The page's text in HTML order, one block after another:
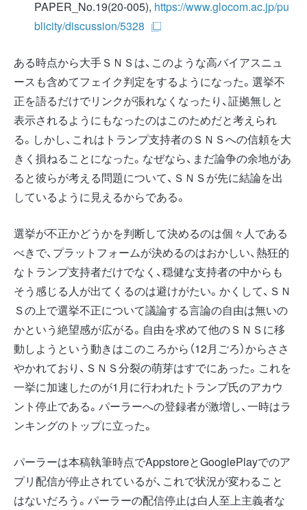
PAPER_No.19(20-005), https://www.glocom.ac.jp/pu
blicity/discussion/5328
ある時点から大手ＳＮＳは、このような高バイアスニュ
ースも含めてフェイク判定をするようになった。選挙不
正を語るだけでリンクが張れなくなったり、証拠無しと
表示されるようにもなったのはこのためだと考えられ
る。しかし、これはトランプ支持者のＳＮＳへの信頼を大
きく損ねることになった。なぜなら、まだ論争の余地があ
ると彼らが考える問題について、ＳＮＳが先に結論を出
しているように見えるからである。
選挙が不正かどうかを判断して決めるのは個々人である
べきで、プラットフォームが決めるのはおかしい、熱狂的
なトランプ支持者だけでなく、穏健な支持者の中からも
そう感じる人が出てくるのは避けがたい。かくして、ＳＮ
Ｓの上で選挙不正について議論する言論の自由は無いの
かという絶望感が広がる。自由を求めて他のＳＮＳに移
動しようという動きはこのころから（12月ごろ）からささ
やかれており、ＳＮＳ分裂の萌芽はすでにあった。これを
一挙に加速したのが1月に行われたトランプ氏のアカウ
ント停止である。パーラーへの登録者が激増し、一時はラ
ンキングのトップに立った。
パーラーは本稿執筆時点でAppstoreとGooglePlayでのア
プリ配信が停止されているが、これで状況が変わること
はないだろう。パーラーの配信停止は白人至上主義者な